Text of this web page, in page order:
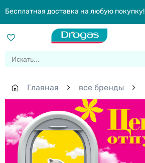
Бесплатная доставка на любую покупку!
Главная все бренды